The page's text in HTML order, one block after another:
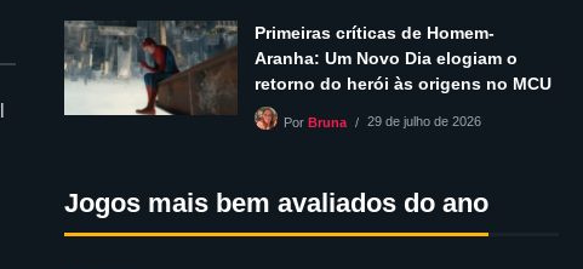
Primeiras críticas de Homem-
Aranha: Um Novo Dia elogiam o
retorno do herói às origens no MCU
PorBruna 29 de julho de 2026
Jogos mais bem avaliados do ano